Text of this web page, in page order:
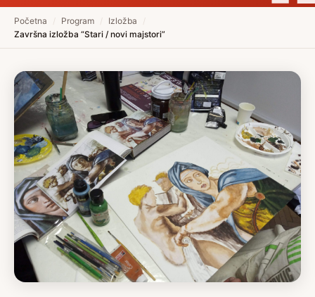
Početna Program Izložba
Završna izložba “Stari / novi majstori”